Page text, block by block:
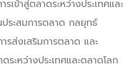
เข้าสู่ตลาดระหว่างประเทศและ
ระสมการตลาด กลยุทธ์
ส่งเสริมการตลาด และ
ะหว่างประเทศและตลาดโลก